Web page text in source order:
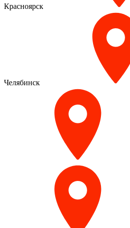
Красноярск
Челябинск